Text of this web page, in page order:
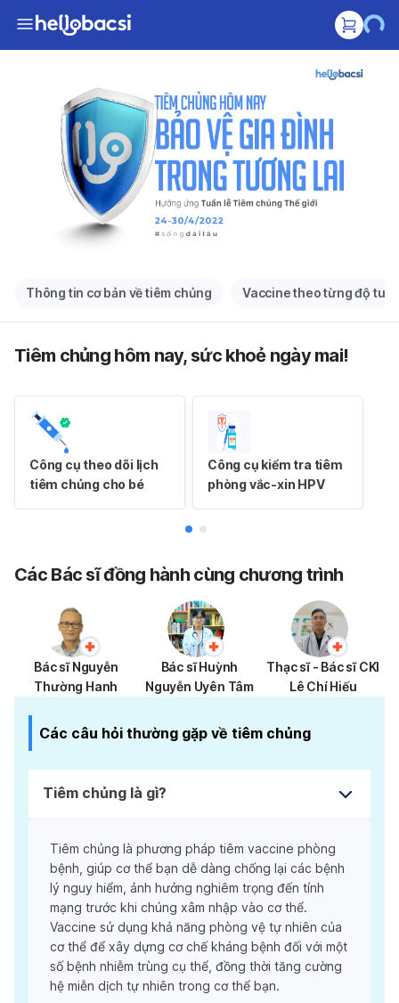
Thông tin cơ bản về tiêm chủng Vaccine theo từng độ tuổi
Tiêm chủng hôm nay, sức khoẻ ngày mai!
Công cụ theo dõi lịch
tiêm chủng cho bé
Công cụ kiểm tra tiêm
phòng vắc-xin HPV
Các Bác sĩ đồng hành cùng chương trình
Bác sĩ Nguyễn
Thường Hanh
Bác sĩ Huỳnh
Nguyễn Uyên Tâm
Thạc sĩ - Bác sĩ CKI
Lê Chí Hiếu
Các câu hỏi thường gặp về tiêm chủng
Tiêm chủng là gì?
Tiêm chủng là phương pháp tiêm vaccine phòng
bệnh, giúp cơ thể bạn dễ dàng chống lại các bệnh
lý nguy hiểm, ảnh hưởng nghiêm trọng đến tính
mạng trước khi chúng xâm nhập vào cơ thể.
Vaccine sử dụng khả năng phòng vệ tự nhiên của
cơ thể để xây dựng cơ chế kháng bệnh đối với một
số bệnh nhiễm trùng cụ thể, đồng thời tăng cường
hệ miễn dịch tự nhiên trong cơ thể bạn.